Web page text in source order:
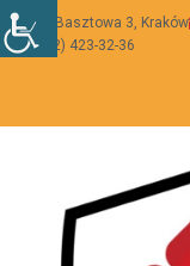
ul Basztowa 3, Kraków
(12) 423-32-36